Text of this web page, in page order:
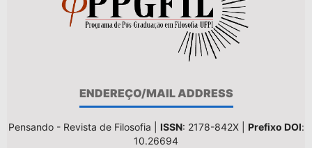
ENDEREÇO/MAIL ADDRESS
Pensando - Revista de Filosofia | ISSN: 2178-842X | Prefixo DOI:
10.26694